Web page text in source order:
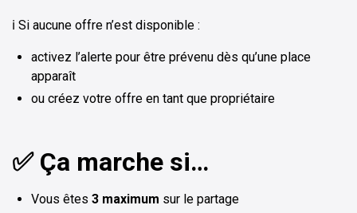
ℹ️ Si aucune offre n’est disponible :
activez l’alerte pour être prévenu dès qu’une place
apparaît
ou créez votre offre en tant que propriétaire
✅ Ça marche si…
Vous êtes 3 maximum sur le partage